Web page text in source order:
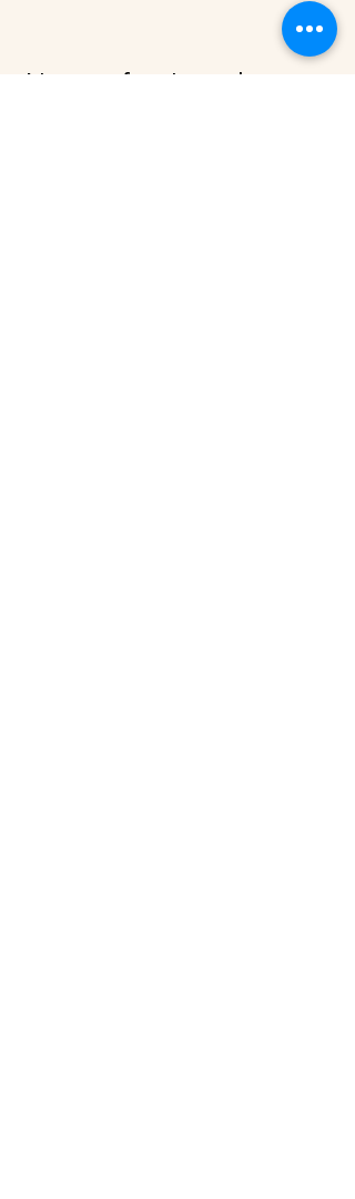
Nos professionnels en